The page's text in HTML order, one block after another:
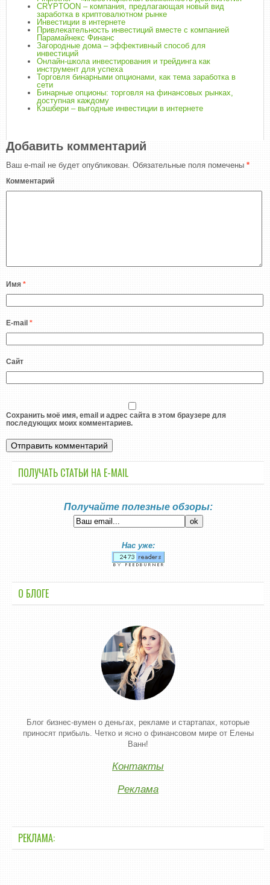
CRYPTOON – компания, предлагающая новый вид
заработка в криптовалютном рынке
Инвестиции в интернете
Привлекательность инвестиций вместе с компанией
Парамайнекс Финанс
Загородные дома – эффективный способ для
инвестиций
Онлайн-школа инвестирования и трейдинга как
инструмент для успеха
Торговля бинарными опционами, как тема заработка в
сети
Бинарные опционы: торговля на финансовых рынках,
доступная каждому
Кэшбери – выгодные инвестиции в интернете
Добавить комментарий
Ваш e-mail не будет опубликован. Обязательные поля помечены *
Комментарий
Имя *
E-mail *
Сайт
Сохранить моё имя, email и адрес сайта в этом браузере для
последующих моих комментариев.
ПОЛУЧАТЬ СТАТЬИ НА E-MАIL
Получайте полезные обзоры:
Нас уже:
О БЛОГЕ
Блог бизнес-вумен о деньгах, рекламе и стартапах, которые
приносят прибыль. Четко и ясно о финансовом мире от Елены
Ванн!
Контакты
Реклама
РЕКЛАМА: